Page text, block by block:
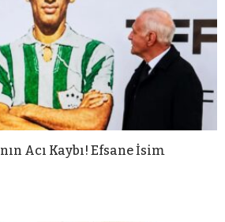
Acı Kaybı! Efsane İsim